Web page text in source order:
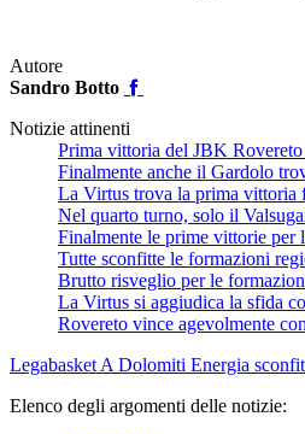
Autore
Sandro Botto
Notizie attinenti
Prima vittoria del JBK
Finalmente anche il Gardolo
La Virtus trova la prima vittoria
Nel quarto turno, solo il
Finalmente le prime vittorie per
Tutte sconfitte le formazioni
Brutto risveglio per le
La Virtus si aggiudica la sfida
Rovereto vince agevolmente
Legabasket A Dolomiti Energia
Elenco degli argomenti delle notizie: